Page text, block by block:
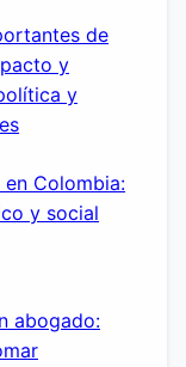
de
y
y
Colombia:
y social
abogado: